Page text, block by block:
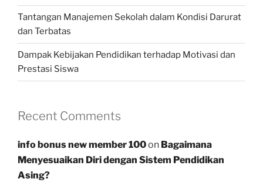
Tantangan Manajemen Sekolah dalam Kondisi Darurat
dan Terbatas
Dampak Kebijakan Pendidikan terhadap Motivasi dan
Prestasi Siswa
Recent Comments
info bonus new member 100on Bagaimana
Menyesuaikan Diri dengan Sistem Pendidikan
Asing?